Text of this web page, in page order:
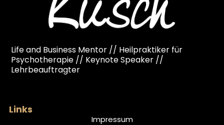
Life and Business Mentor // Heilpraktiker für
Psychotherapie // Keynote Speaker //
Lehrbeauftragter
Links
Impressum